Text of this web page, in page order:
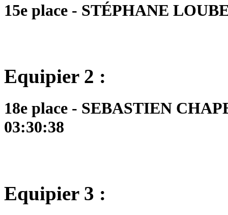
15e place - STÉPHANE
Equipier 2 :
18e place - SEBASTIEN
03:30:38
Equipier 3 :